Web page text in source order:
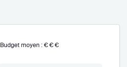
Budget moyen : €€€